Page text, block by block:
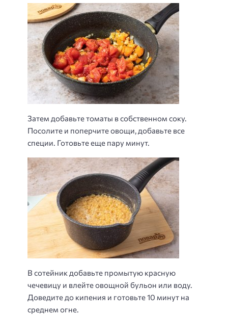
Затем добавьте томаты в собственном соку.
Посолите и поперчите овощи, добавьте все
специи. Готовьте еще пару минут.
В сотейник добавьте промытую красную
чечевицу и влейте овощной бульон или воду.
Доведите до кипения и готовьте 10 минут на
среднем огне.